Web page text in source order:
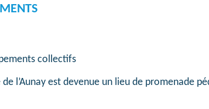
collectifs
de l’Aunay est devenue un lieu de promenade